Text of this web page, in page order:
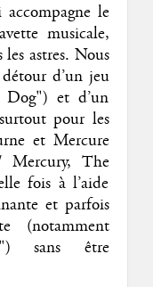
le
musicale,
astres. Nous
d’un jeu
et d’un
pour les
et Mercure
The
fois à l’aide
et parfois
(notamment
sans être